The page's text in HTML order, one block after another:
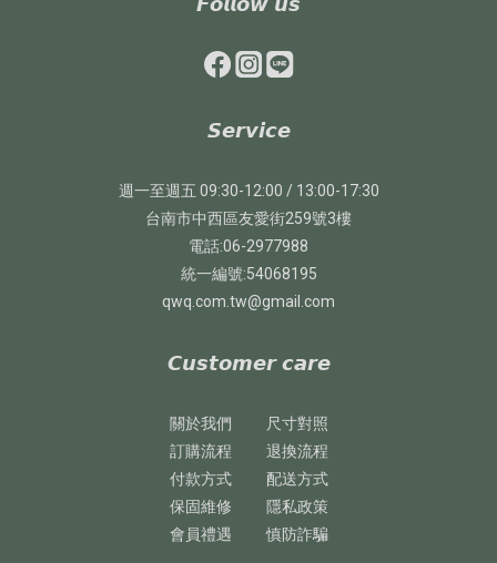
𝙎𝙚𝙧𝙫𝙞𝙘𝙚
週一至週五 09:30-12:00 / 13:00-17:30
台南市中西區友愛街259號3樓
電話:06-2977988
統一編號:54068195
qwq.com.tw@gmail.com
𝘾𝙪𝙨𝙩𝙤𝙢𝙚𝙧 𝙘𝙖𝙧𝙚
關於我們
尺寸對照
訂購流程
退換流程
付款方式
配送方式
保固維修
隱私政策
會員禮遇
慎防詐騙